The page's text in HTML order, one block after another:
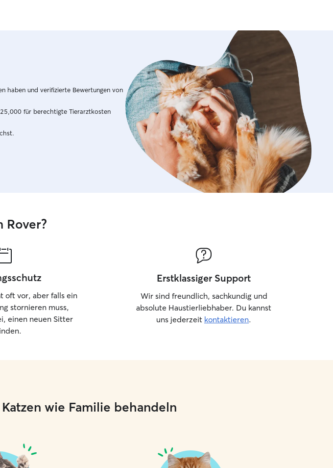
haben und verifizierte Bewertungen von
für berechtigte Tierarztkosten
Rover?
oft vor, aber falls ein
stornieren muss,
einen neuen Sitter
Erstklassiger Support
Wir sind freundlich, sachkundig und
absolute Haustierliebhaber. Du kannst
uns jederzeit kontaktieren.
wie Familie behandeln